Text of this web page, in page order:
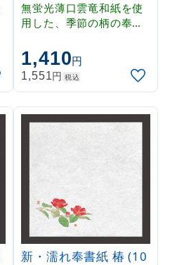
無蛍光薄口雲竜和紙を使
用した、季節の柄の奉書
性がよく、掛紙として、
やわらかな雰囲気を演出
することができます。吸
水性に優れていますので
、霧吹き等で湿らせて乾
燥防止としてもご使用い
ただけます。
1,410円
1,551円 税込
新・濡れ奉書紙 椿 (10